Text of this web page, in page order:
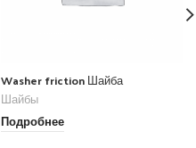
Washer friction Шайба
Шайбы
Подробнее